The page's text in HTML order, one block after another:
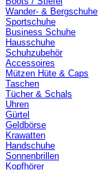
Wander- & Bergschuhe
Sportschuhe
Business Schuhe
Hausschuhe
Schuhzubehör
Accessoires
Mützen Hüte & Caps
Taschen
Tücher & Schals
Uhren
Gürtel
Geldbörse
Krawatten
Handschuhe
Sonnenbrillen
Kopfhörer